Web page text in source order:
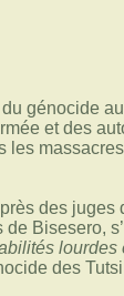
génocide
et des
les
des juges
Bisesero,
lourdes
des